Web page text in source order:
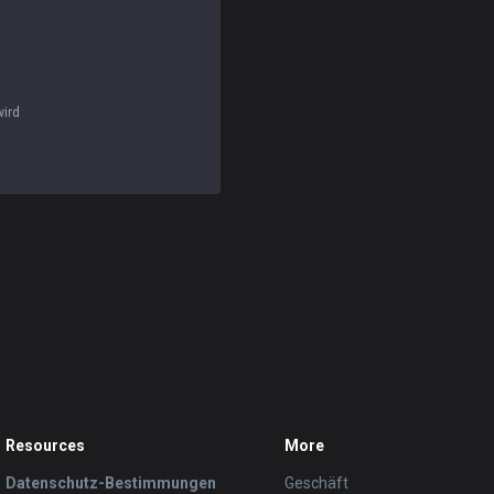
Resources
Datenschutz-Bestimmungen
More
Geschäft